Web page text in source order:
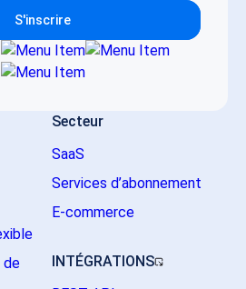
S'inscrire
de
Secteur
SaaS
Services d’abonnement
E-commerce
INTÉGRATIONS